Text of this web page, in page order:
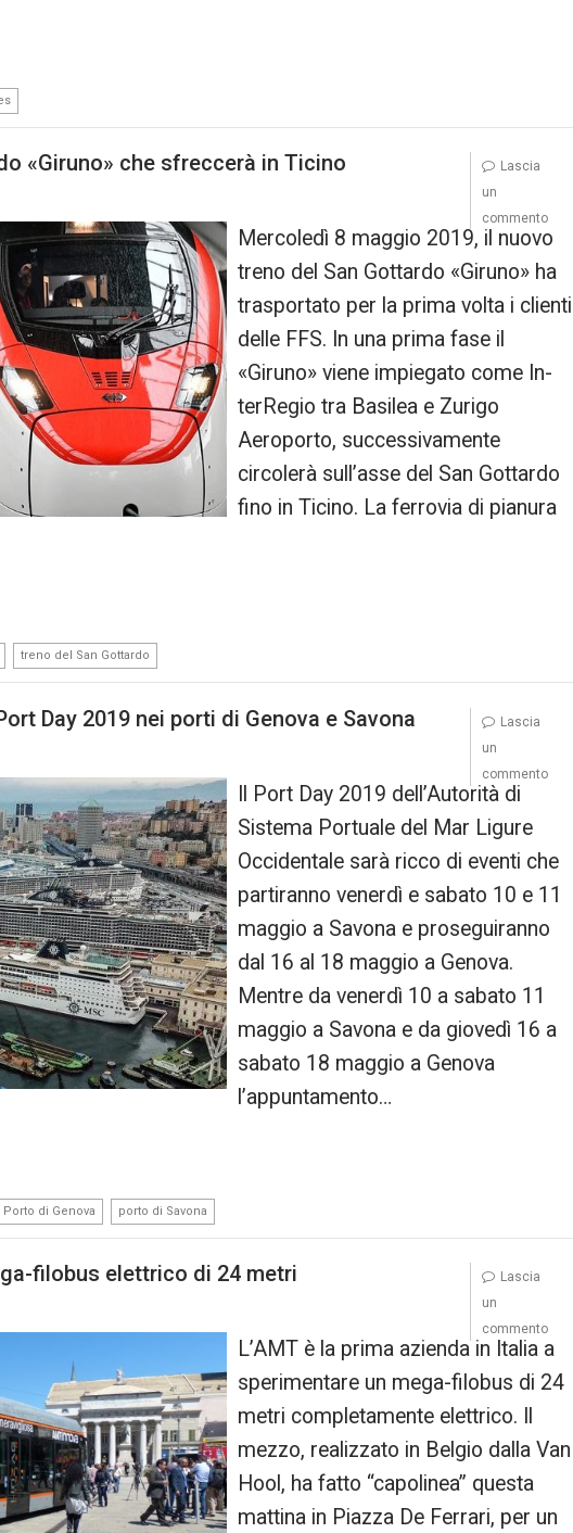
«Giruno» che sfreccerà in Ticino
Mercoledì 8 maggio 2019, il nuovo
treno del San Gottardo «Giruno» ha
trasportato per la prima volta i clienti
delle FFS. In una prima fase il
«Giruno» viene impiegato come In-
terRegio tra Basilea e Zurigo
Aeroporto, successivamente
circolerà sull’asse del San Gottardo
fino in Ticino. La ferrovia di pianura
treno del San Gottardo
Lascia
un
commento
Day 2019 nei porti di Genova e Savona
Il Port Day 2019 dell’Autorità di
Sistema Portuale del Mar Ligure
Occidentale sarà ricco di eventi che
partiranno venerdì e sabato 10 e 11
maggio a Savona e proseguiranno
dal 16 al 18 maggio a Genova.
Mentre da venerdì 10 a sabato 11
maggio a Savona e da giovedì 16 a
sabato 18 maggio a Genova
l’appuntamento…
Porto di Genova porto di Savona
Lascia
un
commento
filobus elettrico di 24 metri
L’AMT è la prima azienda in Italia a
sperimentare un mega-filobus di 24
metri completamente elettrico. Il
mezzo, realizzato in Belgio dalla Van
Hool, ha fatto “capolinea” questa
mattina in Piazza De Ferrari, per un
Lascia
un
commento